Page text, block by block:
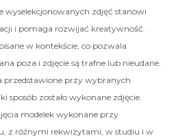
wyselekcjonowanych zdjęć stanowi
i pomaga rozwijać kreatywność.
w kontekście, co pozwala
poza i zdjęcie są trafne lub nieudane.
przedstawione przy wybranych
sposób zostało wykonane zdjęcie.
modelek wykonane przy
z różnymi rekwizytami, w studiu i w